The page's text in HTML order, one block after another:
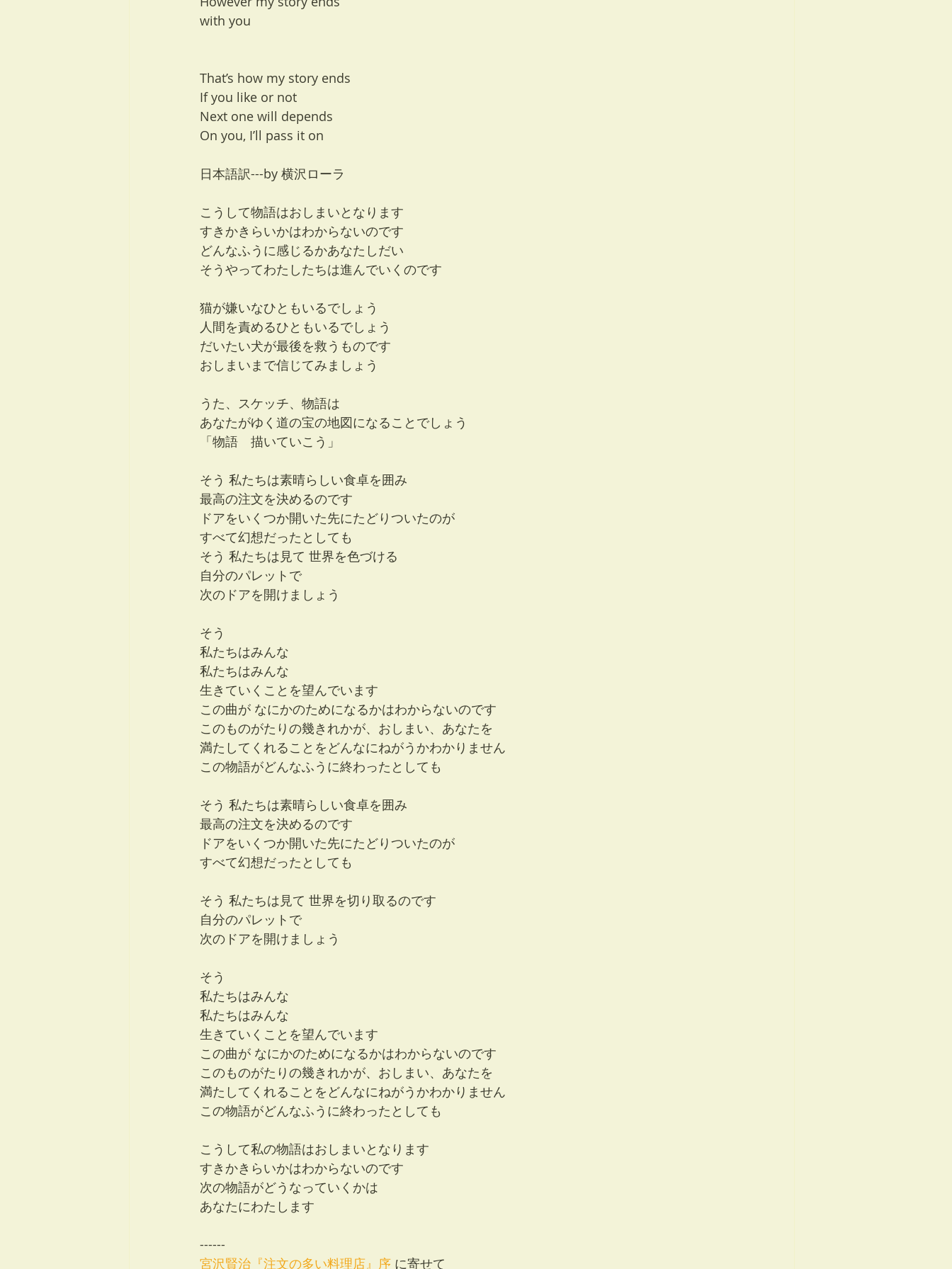
with you
That’s how my story ends
If you like or not
Next one will depends
On you, I’ll pass it on
日本語訳---by 横沢ローラ
こうして物語はおしまいとなります
すきかきらいかはわからないのです
どんなふうに感じるかあなたしだい
そうやってわたしたちは進んでいくのです
猫が嫌いなひともいるでしょう
人間を責めるひともいるでしょう
だいたい犬が最後を救うものです
おしまいまで信じてみましょう
うた、スケッチ、物語は
あなたがゆく道の宝の地図になることでしょう
「物語　描いていこう」
そう 私たちは素晴らしい食卓を囲み
最高の注文を決めるのです
ドアをいくつか開いた先にたどりついたのが
すべて幻想だったとしても
そう 私たちは見て 世界を色づける
自分のパレットで
次のドアを開けましょう
そう
私たちはみんな
私たちはみんな
生きていくことを望んでいます
この曲が なにかのためになるかはわからないのです
このものがたりの幾きれかが、おしまい、あなたを
満たしてくれることをどんなにねがうかわかりません
この物語がどんなふうに終わったとしても
そう 私たちは素晴らしい食卓を囲み
最高の注文を決めるのです
ドアをいくつか開いた先にたどりついたのが
すべて幻想だったとしても
そう 私たちは見て 世界を切り取るのです
自分のパレットで
次のドアを開けましょう
そう
私たちはみんな
私たちはみんな
生きていくことを望んでいます
この曲が なにかのためになるかはわからないのです
このものがたりの幾きれかが、おしまい、あなたを
満たしてくれることをどんなにねがうかわかりません
この物語がどんなふうに終わったとしても
こうして私の物語はおしまいとなります
すきかきらいかはわからないのです
次の物語がどうなっていくかは
あなたにわたします
------
宮沢賢治『注文の多い料理店』序 に寄せて